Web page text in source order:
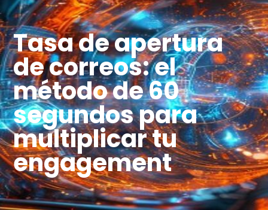
Tasa de apertura
de correos: el
método de 60
segundos para
multiplicar tu
engagement